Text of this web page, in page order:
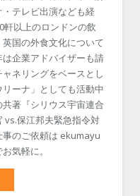
テレビ出演なども経
軒以上のロンドンの飲
国の外食文化について
企業アドバイザーも請
ネリングをベースとし
ーナ」としても活動中
共著『シリウス宇宙連合
vs.保江邦夫緊急指令対
のご依頼は ekumayu
気軽に。